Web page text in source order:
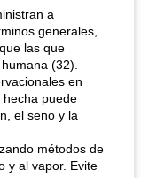
a
generales,
las que
(32).
en
hecha puede
el seno y la
métodos de
y al vapor. Evite